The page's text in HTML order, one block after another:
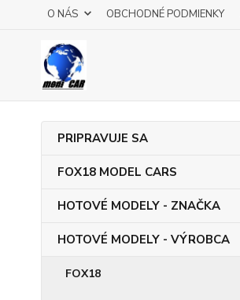
O NÁS OBCHODNÉ PODMIENKY
PRIPRAVUJE SA
FOX18 MODEL CARS
HOTOVÉ MODELY - ZNAČKA
HOTOVÉ MODELY - VÝROBCA
FOX18